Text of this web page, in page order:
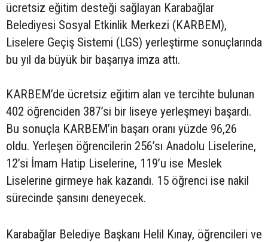
ücretsiz eğitim desteği sağlayan Karabağlar
Belediyesi Sosyal Etkinlik Merkezi (KARBEM),
Liselere Geçiş Sistemi (LGS) yerleştirme sonuçlarında
bu yıl da büyük bir başarıya imza attı.
KARBEM’de ücretsiz eğitim alan ve tercihte bulunan
402 öğrenciden 387’si bir liseye yerleşmeyi başardı.
Bu sonuçla KARBEM’in başarı oranı yüzde 96,26
oldu. Yerleşen öğrencilerin 256’sı Anadolu Liselerine,
12’si İmam Hatip Liselerine, 119’u ise Meslek
Liselerine girmeye hak kazandı. 15 öğrenci ise nakil
sürecinde şansını deneyecek.
Karabağlar Belediye Başkanı Helil Kınay, öğrencileri ve